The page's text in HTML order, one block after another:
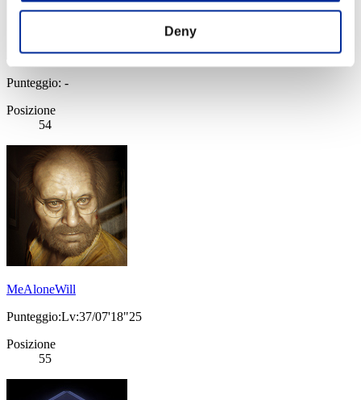
Deny
Punteggio: -
Posizione
54
MeAloneWill
Punteggio:Lv:37/07'18"25
Posizione
55